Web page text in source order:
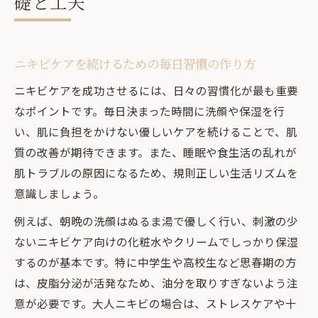
ニキビケアを続けるための毎日習慣の作り方
ニキビケアを成功させるには、日々の習慣化が最も重要
なポイントです。毎日決まった時間に洗顔や保湿を行
い、肌に負担をかけない優しいケアを続けることで、肌
質の改善が期待できます。また、睡眠や食生活の乱れが
肌トラブルの原因になるため、規則正しい生活リズムを
意識しましょう。
例えば、朝晩の洗顔はぬるま湯で優しく行い、刺激の少
ないニキビケア向けの化粧水やクリームでしっかり保湿
するのが基本です。特に中学生や高校生など思春期の方
は、皮脂分泌が活発なため、油分を取りすぎないよう注
意が必要です。大人ニキビの場合は、ストレスケアや十